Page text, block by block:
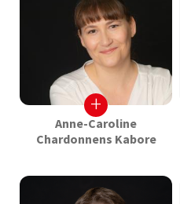
+
Anne-Caroline
Chardonnens Kabore